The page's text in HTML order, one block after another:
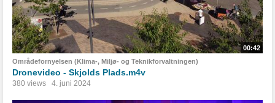
00:42
Områdefornyelsen (Klima-, Miljø- og Teknikforvaltningen)
Dronevideo - Skjolds Plads.m4v
380 views 4. juni 2024